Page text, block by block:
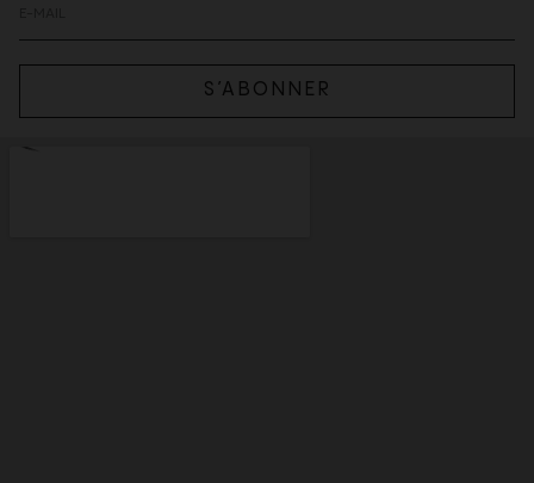
S’ABONNER